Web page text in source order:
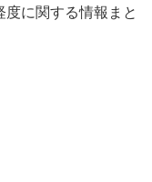
に関する情報まと